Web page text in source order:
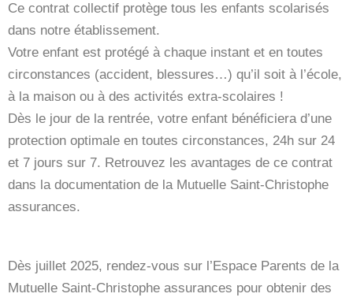
Ce contrat collectif protège tous les enfants scolarisés
dans notre établissement.
Votre enfant est protégé à chaque instant et en toutes
circonstances (accident, blessures…) qu’il soit à l’école,
à la maison ou à des activités extra-scolaires !
Dès le jour de la rentrée, votre enfant bénéficiera d’une
protection optimale en toutes circonstances, 24h sur 24
et 7 jours sur 7. Retrouvez les avantages de ce contrat
dans la documentation de la Mutuelle Saint-Christophe
assurances.
Dès juillet 2025, rendez-vous sur l’Espace Parents de la
Mutuelle Saint-Christophe assurances pour obtenir des